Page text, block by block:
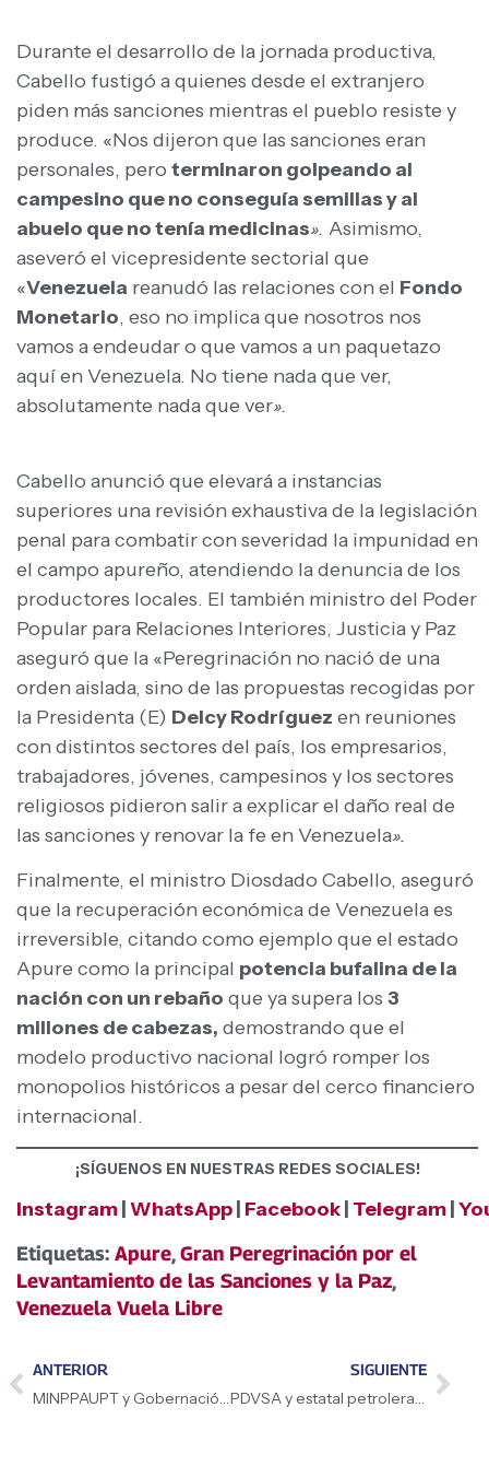
Durante el desarrollo de la jornada productiva,
Cabello fustigó a quienes desde el extranjero
piden más sanciones mientras el pueblo resiste y
produce. «Nos dijeron que las sanciones eran
personales, pero terminaron golpeando al
campesino que no conseguía semillas y al
abuelo que no tenía medicinas». Asimismo,
aseveró el vicepresidente sectorial que
«Venezuela reanudó las relaciones con el Fondo
Monetario, eso no implica que nosotros nos
vamos a endeudar o que vamos a un paquetazo
aquí en Venezuela. No tiene nada que ver,
absolutamente nada que ver».
Cabello anunció que elevará a instancias
superiores una revisión exhaustiva de la legislación
penal para combatir con severidad la impunidad en
el campo apureño, atendiendo la denuncia de los
productores locales. El también ministro del Poder
Popular para Relaciones Interiores, Justicia y Paz
aseguró que la «Peregrinación no nació de una
orden aislada, sino de las propuestas recogidas por
la Presidenta (E) Delcy Rodríguez en reuniones
con distintos sectores del país, los empresarios,
trabajadores, jóvenes, campesinos y los sectores
religiosos pidieron salir a explicar el daño real de
las sanciones y renovar la fe en Venezuela».
Finalmente, el ministro Diosdado Cabello, aseguró
que la recuperación económica de Venezuela es
irreversible, citando como ejemplo que el estado
Apure como la principal potencia bufalina de la
nación con un rebaño que ya supera los 3
millones de cabezas, demostrando que el
modelo productivo nacional logró romper los
monopolios históricos a pesar del cerco financiero
internacional.
¡SÍGUENOS EN NUESTRAS REDES SOCIALES!
Instagram WhatsApp Facebook Telegram
Etiquetas: Apure,Gran Peregrinación por el
Levantamiento de las Sanciones y la Paz,
Venezuela Vuela Libre
ANTERIOR
MINPPAUPT y Gobernación de Apure impulsan cultivo de 20 mil hectáreas de arroz
SIGUIENTE
PDVSA y estatal petrolera italiana Eni sellan alianza para impulsar producción energética